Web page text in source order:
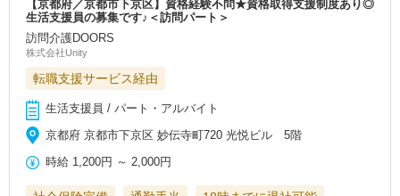
【京都府／京都市下京区】資格経験不問★資格取得支援制度あり◎
生活支援員の募集です♪＜訪問パート＞
訪問介護DOORS
株式会社Unity
転職支援サービス経由
生活支援員 / パート・アルバイト
京都府 京都市下京区 妙伝寺町720 光悦ビル 5階
時給 1,200円 ～2,000円